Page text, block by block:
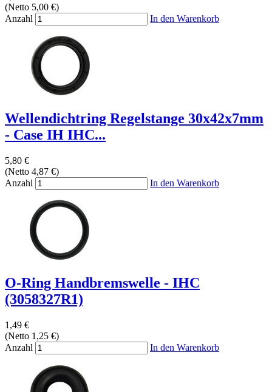
(Netto 5,00 €)
Anzahl
In den Warenkorb
Wellendichtring Regelstange 30x42x7mm
- Case IH IHC...
5,80 €
(Netto 4,87 €)
Anzahl
In den Warenkorb
O-Ring Handbremswelle - IHC
(3058327R1)
1,49 €
(Netto 1,25 €)
Anzahl
In den Warenkorb